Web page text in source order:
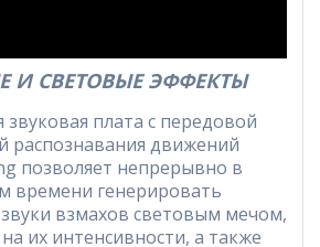
И СВЕТОВЫЕ ЭФФЕКТЫ
плата с передовой
распознавания движений
позволяет непрерывно в
времени генерировать
взмахов световым мечом,
их интенсивности, а также